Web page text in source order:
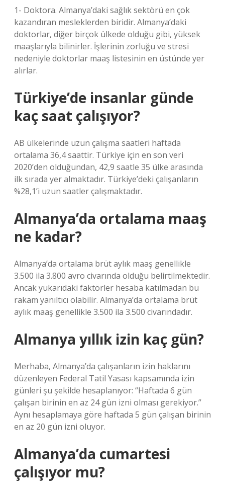
1- Doktora. Almanya’daki sağlık sektörü en çok
kazandıran mesleklerden biridir. Almanya’daki
doktorlar, diğer birçok ülkede olduğu gibi, yüksek
maaşlarıyla bilinirler. İşlerinin zorluğu ve stresi
nedeniyle doktorlar maaş listesinin en üstünde yer
alırlar.
Türkiye’de insanlar günde
kaç saat çalışıyor?
AB ülkelerinde uzun çalışma saatleri haftada
ortalama 36,4 saattir. Türkiye için en son veri
2020’den olduğundan, 42,9 saatle 35 ülke arasında
ilk sırada yer almaktadır. Türkiye’deki çalışanların
%28,1’i uzun saatler çalışmaktadır.
Almanya’da ortalama maaş
ne kadar?
Almanya’da ortalama brüt aylık maaş genellikle
3.500 ila 3.800 avro civarında olduğu belirtilmektedir.
Ancak yukarıdaki faktörler hesaba katılmadan bu
rakam yanıltıcı olabilir. Almanya’da ortalama brüt
aylık maaş genellikle 3.500 ila 3.500 civarındadır.
Almanya yıllık izin kaç gün?
Merhaba, Almanya’da çalışanların izin haklarını
düzenleyen Federal Tatil Yasası kapsamında izin
günleri şu şekilde hesaplanıyor: “Haftada 6 gün
çalışan birinin en az 24 gün izni olması gerekiyor.”
Aynı hesaplamaya göre haftada 5 gün çalışan birinin
en az 20 gün izni oluyor.
Almanya’da cumartesi
çalışıyor mu?